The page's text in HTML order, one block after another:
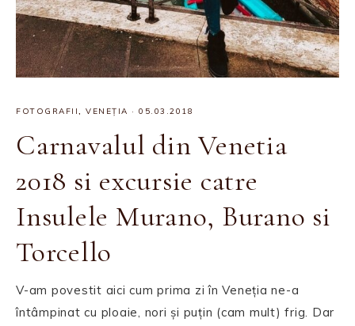
FOTOGRAFII, VENEȚIA · 05.03.2018
Carnavalul din Venetia
2018 si excursie catre
Insulele Murano, Burano si
Torcello
V-am povestit aici cum prima zi în Veneția ne-a
întâmpinat cu ploaie, nori și puțin (cam mult) frig. Dar